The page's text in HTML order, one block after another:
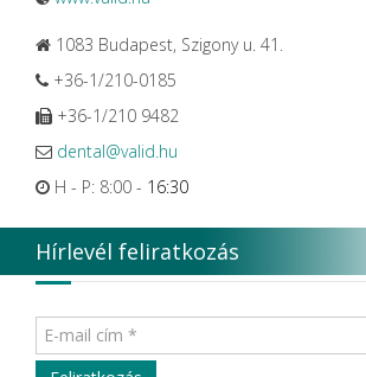
1083 Budapest, Szigony u. 41.
+36-1/210-0185
+36-1/210 9482
dental@valid.hu
H - P: 8:00 - 16:30
Hírlevél feliratkozás